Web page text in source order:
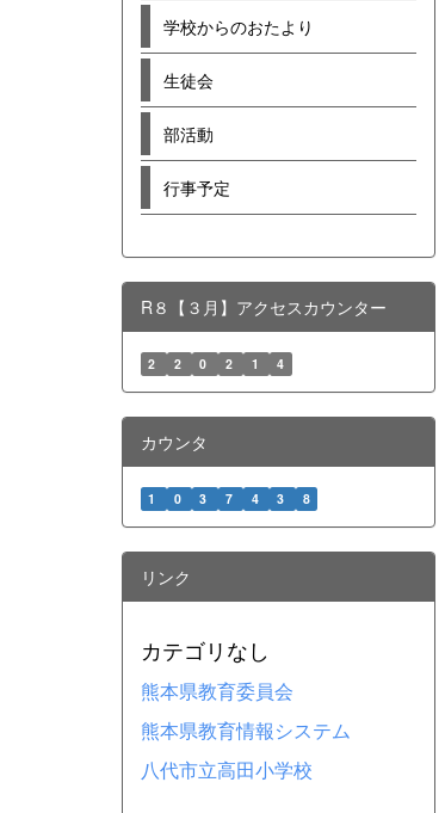
学校からのおたより
生徒会
部活動
行事予定
R８【３月】アクセスカウンター
2 2 0 2 1 4
カウンタ
1 0 3 7 4 3 8
リンク
カテゴリなし
熊本県教育委員会
熊本県教育情報システム
八代市立高田小学校